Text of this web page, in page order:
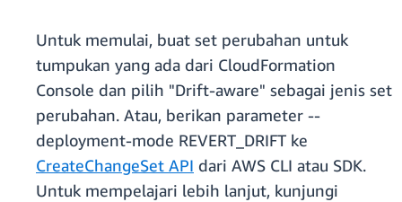
Untuk memulai, buat set perubahan untuk
tumpukan yang ada dari CloudFormation
Console dan pilih "Drift-aware" sebagai jenis set
perubahan. Atau, berikan parameter --
deployment-mode REVERT_DRIFT ke
CreateChangeSet API dari AWS CLI atau SDK.
Untuk mempelajari lebih lanjut, kunjungi